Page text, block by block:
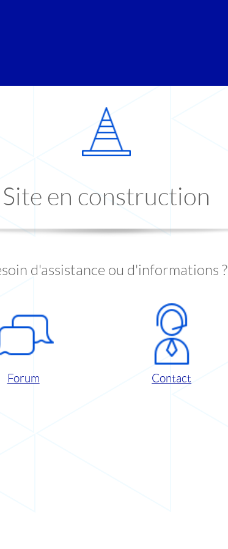
Site en construction
d'assistance ou d'informations ?
Forum Contact